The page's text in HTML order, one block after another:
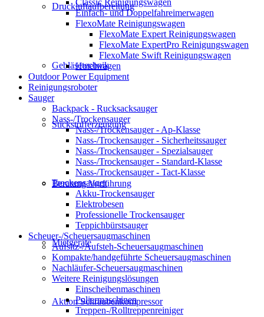
Druckluftaufbereitung
Gebläsetechnik
Stickstofferzeugung
Beratung Vorführung
Mietgeräte
Aktion Schraubenkompressor
Classic Reinigungswagen
Einfach- und Doppelfahreimerwagen
FlexoMate Reinigungswagen
FlexoMate Expert Reinigungswagen
FlexoMate ExpertPro Reinigungswagen
FlexoMate Swift Reinigungswagen
Hotelwagen
Outdoor Power Equipment
Reinigungsroboter
Sauger
Backpack - Rucksacksauger
Nass-/Trockensauger
Nass-/Trockensauger - Ap-Klasse
Nass-/Trockensauger - Sicherheitssauger
Nass-/Trockensauger - Spezialsauger
Nass-/Trockensauger - Standard-Klasse
Nass-/Trockensauger - Tact-Klasse
Trockensauger
Akku-Trockensauger
Elektrobesen
Professionelle Trockensauger
Teppichbürstsauger
Scheuer-/Scheuersaugmaschinen
Aufsitz-/Aufsteh-Scheuersaugmaschinen
Kompakte/handgeführte Scheuersaugmaschinen
Nachläufer-Scheuersaugmaschinen
Weitere Reinigungslösungen
Einscheibenmaschinen
Poliermaschinen
Treppen-/Rolltreppenreiniger